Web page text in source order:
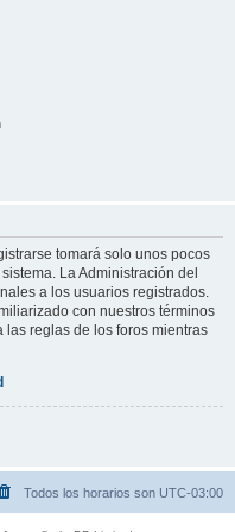
tomará solo unos pocos
La Administración del
a los usuarios registrados.
con nuestros términos
reglas de los foros mientras
Todos los horarios son UTC-03:00